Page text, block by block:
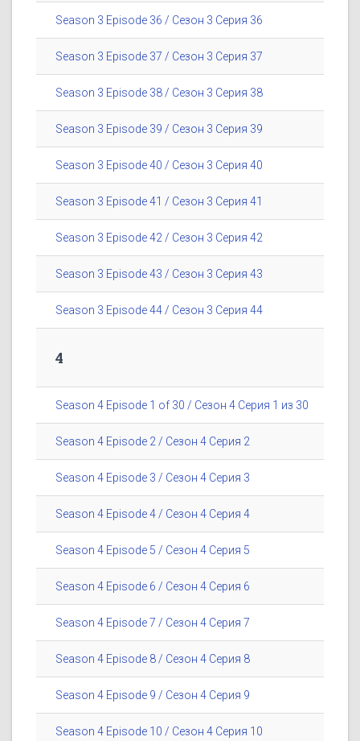
Season 3 Episode 36 / Сезон 3 Серия 36
Season 3 Episode 37 / Сезон 3 Серия 37
Season 3 Episode 38 / Сезон 3 Серия 38
Season 3 Episode 39 / Сезон 3 Серия 39
Season 3 Episode 40 / Сезон 3 Серия 40
Season 3 Episode 41 / Сезон 3 Серия 41
Season 3 Episode 42 / Сезон 3 Серия 42
Season 3 Episode 43 / Сезон 3 Серия 43
Season 3 Episode 44 / Сезон 3 Серия 44
4
Season 4 Episode 1 of 30 / Сезон 4 Серия 1 из 30
Season 4 Episode 2 / Сезон 4 Серия 2
Season 4 Episode 3 / Сезон 4 Серия 3
Season 4 Episode 4 / Сезон 4 Серия 4
Season 4 Episode 5 / Сезон 4 Серия 5
Season 4 Episode 6 / Сезон 4 Серия 6
Season 4 Episode 7 / Сезон 4 Серия 7
Season 4 Episode 8 / Сезон 4 Серия 8
Season 4 Episode 9 / Сезон 4 Серия 9
Season 4 Episode 10 / Сезон 4 Серия 10